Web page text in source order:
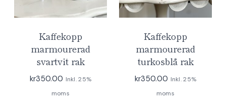
Kaffekopp
marmourerad
svartvit rak
kr350.00 Inkl. 25%
moms
Kaffekopp
marmourerad
turkosblå rak
kr350.00 Inkl. 25%
moms